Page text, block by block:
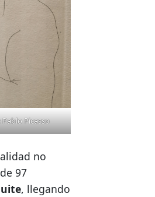
Pablo Picasso
no
97
, llegando